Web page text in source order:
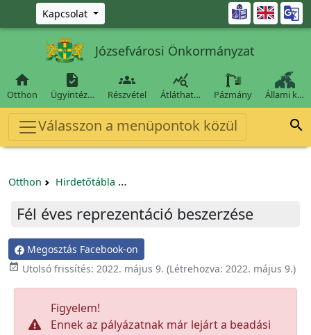
Ugrás a fő tartalomra
Kapcsolat 
Józsefvárosi Önkormányzat

Otthon

Ügyintéz…

Részvétel

Átláthat… Pázmány Állami k…
Válasszon a menüpontok közül 
Otthon Hirdetőtábla
Fél éves reprezentáció beszerzése
Megosztás Facebook-on
 Utolsó frissítés: 2022. május 9. (Létrehozva: 2022. május 9.)
Figyelem!
Ennek az pályázatnak már lejárt a beadási